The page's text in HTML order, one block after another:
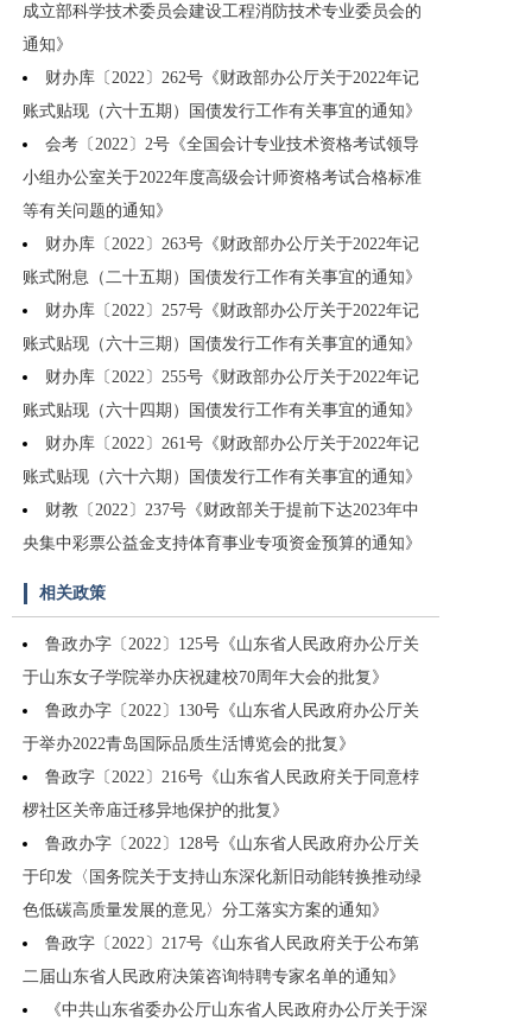
成立部科学技术委员会建设工程消防技术专业委员会的
通知》
财办库〔2022〕262号《财政部办公厅关于2022年记
账式贴现（六十五期）国债发行工作有关事宜的通知》
会考〔2022〕2号《全国会计专业技术资格考试领导
小组办公室关于2022年度高级会计师资格考试合格标准
等有关问题的通知》
财办库〔2022〕263号《财政部办公厅关于2022年记
账式附息（二十五期）国债发行工作有关事宜的通知》
财办库〔2022〕257号《财政部办公厅关于2022年记
账式贴现（六十三期）国债发行工作有关事宜的通知》
财办库〔2022〕255号《财政部办公厅关于2022年记
账式贴现（六十四期）国债发行工作有关事宜的通知》
财办库〔2022〕261号《财政部办公厅关于2022年记
账式贴现（六十六期）国债发行工作有关事宜的通知》
财教〔2022〕237号《财政部关于提前下达2023年中
央集中彩票公益金支持体育事业专项资金预算的通知》
相关政策
鲁政办字〔2022〕125号《山东省人民政府办公厅关
于山东女子学院举办庆祝建校70周年大会的批复》
鲁政办字〔2022〕130号《山东省人民政府办公厅关
于举办2022青岛国际品质生活博览会的批复》
鲁政字〔2022〕216号《山东省人民政府关于同意桲
椤社区关帝庙迁移异地保护的批复》
鲁政办字〔2022〕128号《山东省人民政府办公厅关
于印发〈国务院关于支持山东深化新旧动能转换推动绿
色低碳高质量发展的意见〉分工落实方案的通知》
鲁政字〔2022〕217号《山东省人民政府关于公布第
二届山东省人民政府决策咨询特聘专家名单的通知》
《中共山东省委办公厅山东省人民政府办公厅关于深